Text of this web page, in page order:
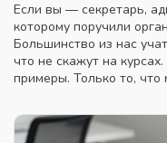
Если вы — секретарь,
которому поручили
Большинство из нас
что не скажут на
примеры. Только то,